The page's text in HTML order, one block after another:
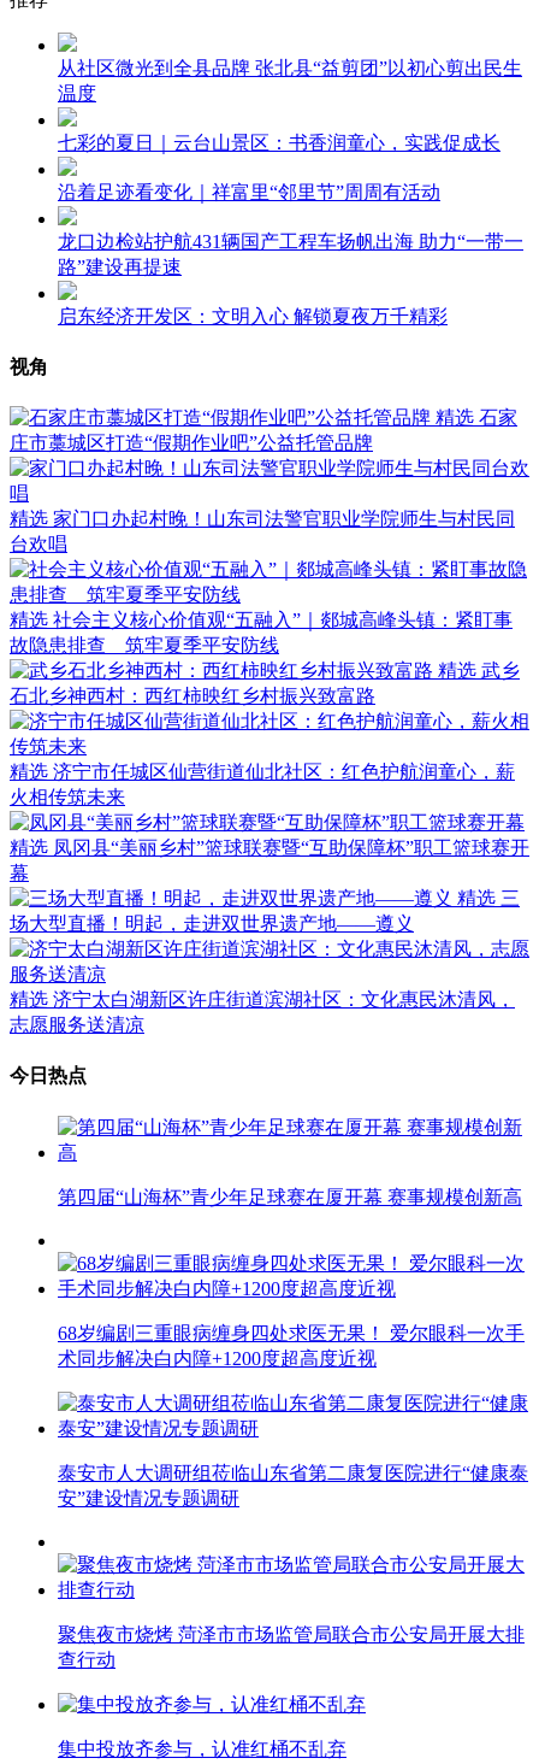
从社区微光到全县品牌 张北县“益剪团”以初心剪出民生
温度
七彩的夏日｜云台山景区：书香润童心，实践促成长
沿着足迹看变化｜祥富里“邻里节”周周有活动
龙口边检站护航431辆国产工程车扬帆出海 助力“一带一
路”建设再提速
启东经济开发区：文明入心 解锁夏夜万千精彩
视角
精选 石家
庄市藁城区打造“假期作业吧”公益托管品牌
精选 家门口办起村晚！山东司法警官职业学院师生与村民同
台欢唱
精选 社会主义核心价值观“五融入”｜郯城高峰头镇：紧盯事
故隐患排查 筑牢夏季平安防线
精选 武乡
石北乡神西村：西红柿映红乡村振兴致富路
精选 济宁市任城区仙营街道仙北社区：红色护航润童心，薪
火相传筑未来
精选 凤冈县“美丽乡村”篮球联赛暨“互助保障杯”职工篮球赛开
幕
精选 三
场大型直播！明起，走进双世界遗产地——遵义
精选 济宁太白湖新区许庄街道滨湖社区：文化惠民沐清风，
志愿服务送清凉
今日热点
第四届“山海杯”青少年足球赛在厦开幕 赛事规模创新高
68岁编剧三重眼病缠身四处求医无果！ 爱尔眼科一次手
术同步解决白内障+1200度超高度近视
泰安市人大调研组莅临山东省第二康复医院进行“健康泰
安”建设情况专题调研
聚焦夜市烧烤 菏泽市市场监管局联合市公安局开展大排
查行动
集中投放齐参与，认准红桶不乱弃